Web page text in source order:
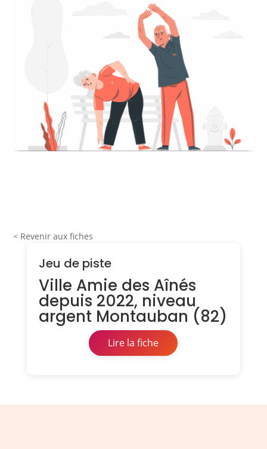
< Revenir aux fiches
Jeu de piste
Ville Amie des Aînés
depuis 2022, niveau
argent Montauban (82)
Lire la fiche